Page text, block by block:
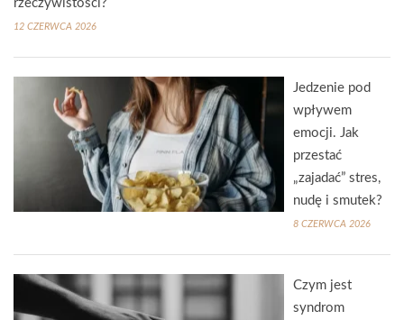
rzeczywistości?
12 CZERWCA 2026
Jedzenie pod
wpływem
emocji. Jak
przestać
„zajadać” stres,
nudę i smutek?
8 CZERWCA 2026
Czym jest
syndrom